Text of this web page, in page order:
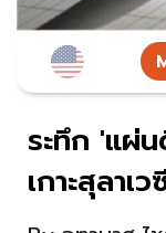
ระทึก 'แผ่
เกาะสุลาเ